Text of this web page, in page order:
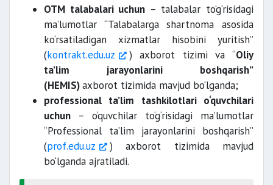
OTM talabalari uchun – talabalar to‘g‘risidagi
ma’lumotlar “Talabalarga shartnoma asosida
ko‘rsatiladigan xizmatlar hisobini yuritish”
(kontrakt.edu.uz ) axborot tizimi va “Oliy
ta’lim jarayonlarini boshqarish”
(HEMIS)axborot tizimida mavjud bo‘lganda;
professional ta’lim tashkilotlari o‘quvchilari
uchun – o‘quvchilar to‘g‘risidagi ma’lumotlar
“Professional ta’lim jarayonlarini boshqarish”
(prof.edu.uz
) axborot tizimida mavjud
bo‘lganda ajratiladi.